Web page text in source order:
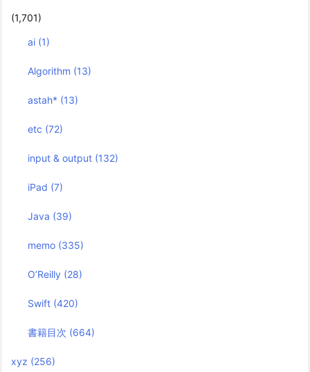
(1,701)
ai (1)
Algorithm (13)
astah* (13)
etc (72)
input & output (132)
iPad (7)
Java (39)
memo (335)
O’Reilly (28)
Swift (420)
書籍目次 (664)
xyz (256)